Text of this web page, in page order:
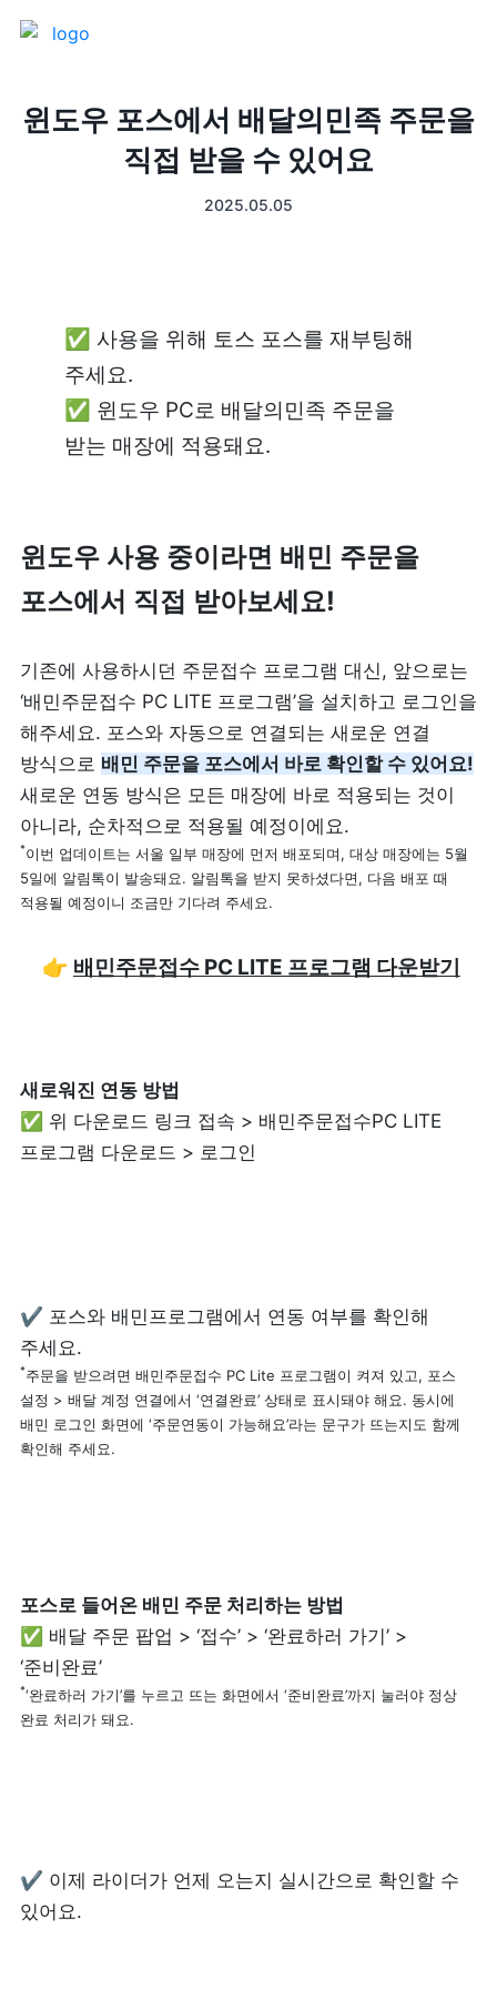
고객관리
매출 장부
키오스크
픽업주문
업종별 기능
음식점
카페・베이커리
식당
술집・바
도소매
도・소매업
꽃집
무인매장
뷰티 SDK·API 연동
추천 조합
사장님 스토리
광고 제휴
고객 지원
사용 중 기능 문의
사업 제휴 문의
윈도우 포스에서 배달의민족 주문을
직접 받을 수 있어요
2025.05.05
✅ 사용을 위해 토스 포스를 재부팅해
주세요.
✅ 윈도우 PC로 배달의민족 주문을
받는 매장에 적용돼요.
윈도우 사용 중이라면 배민 주문을
포스에서 직접 받아보세요!
‘배민주문접수 PC LITE 프로그램’을 설치하고 로그인을
해주세요. 포스와 자동으로 연결되는 새로운 연결
방식으로 배민 주문을 포스에서 바로 확인할 수 있어요!
새로운 연동 방식은 모든 매장에 바로 적용되는 것이
*이번 업데이트는 서울 일부 매장에 먼저 배포되며, 대상 매장에는 5월
5일에 알림톡이 발송돼요. 알림톡을 받지 못하셨다면, 다음 배포 때
적용될 예정이니 조금만 기다려 주세요.
👉 배민주문접수 PC LITE 프로그램 다운받기
새로워진 연동 방법
✅ 위 다운로드 링크 접속 > 배민주문접수PC LITE
프로그램 다운로드 > 로그인
✔ 포스와 배민프로그램에서 연동 여부를 확인해
*주문을 받으려면 배민주문접수 PC Lite 프로그램이 켜져 있고, 포스
설정 > 배달 계정 연결에서 ‘연결완료’ 상태 로 표시돼야 해요. 동시에
배민 로그인 화면에 ‘주문연동이 가능해요’라는 문구가 뜨는지도 함께
확인해 주세요.
✅ 배달 주문 팝업 > ‘접수’ > ‘완료하러 가기’ >
‘준비완료’
*‘완료하러 가기’를 누르고 뜨는 화면에서 ‘준비완료’까지 눌러야 정상
완료 처리가 돼요.
✔️ 이제 라이더가 언제 오는지 실시간으로 확인할 수
있어요.